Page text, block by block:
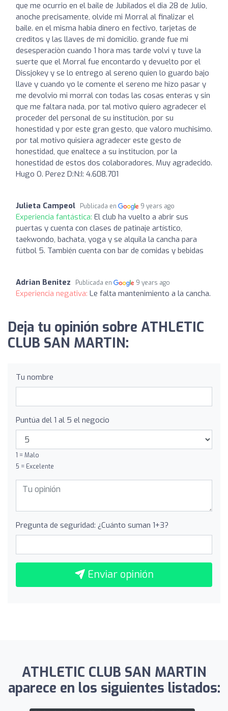
que me ocurrio en el baile de Jubilados el dia 28 de Julio,
anoche precisamente, olvide mi Morral al finalizar el
baile. en el misma habia dinero en fectivo, tarjetas de
creditos y las llaves de mi domicilio. grande fue mi
desesperaciòn cuando 1 hora mas tarde volvi y tuve la
suerte que el Morral fue encontardo y devuelto por el
Dissjokey y se lo entrego al sereno quien lo guardo bajo
llave y cuando yo le comente el sereno me hizo pasar y
me devolvio mi morral con todas las cosas enteras y sin
que me faltara nada, por tal motivo quiero agradecer el
proceder del personal de su instituciòn, por su
honestidad y por este gran gesto, que valoro muchisimo.
por tal motivo quisiera agradecer este gesto de
honestidad, que enaltece a su institucion, por la
honestidad de estos dos colaboradores, Muy agradecido.
Hugo O. Perez D:N:I: 4.608.701
Julieta Campeol Publicada en 9 years ago
Experiencia fantástica: El club ha vuelto a abrir sus
puertas y cuenta con clases de patinaje artístico,
taekwondo, bachata, yoga y se alquila la cancha para
fútbol 5. También cuenta con bar de comidas y bebidas
Adrian Benitez Publicada en 9 years ago
Experiencia negativa: Le falta mantenimiento a la cancha.
Deja tu opinión sobre ATHLETIC
CLUB SAN MARTIN:
Tu nombre
Puntúa del 1 al 5 el negocio
1 = Malo
5 = Excelente
Pregunta de seguridad: ¿Cuánto suman 1+3?
Enviar opinión
ATHLETIC CLUB SAN MARTIN
aparece en los siguientes listados: